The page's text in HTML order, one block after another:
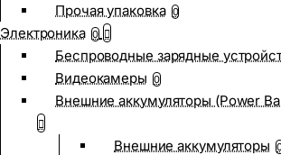
Прочая упаковка 0
Электроника 0
Беспроводные зарядные
Видеокамеры 0
Внешние аккумуляторы (Power
Внешние аккумуляторы